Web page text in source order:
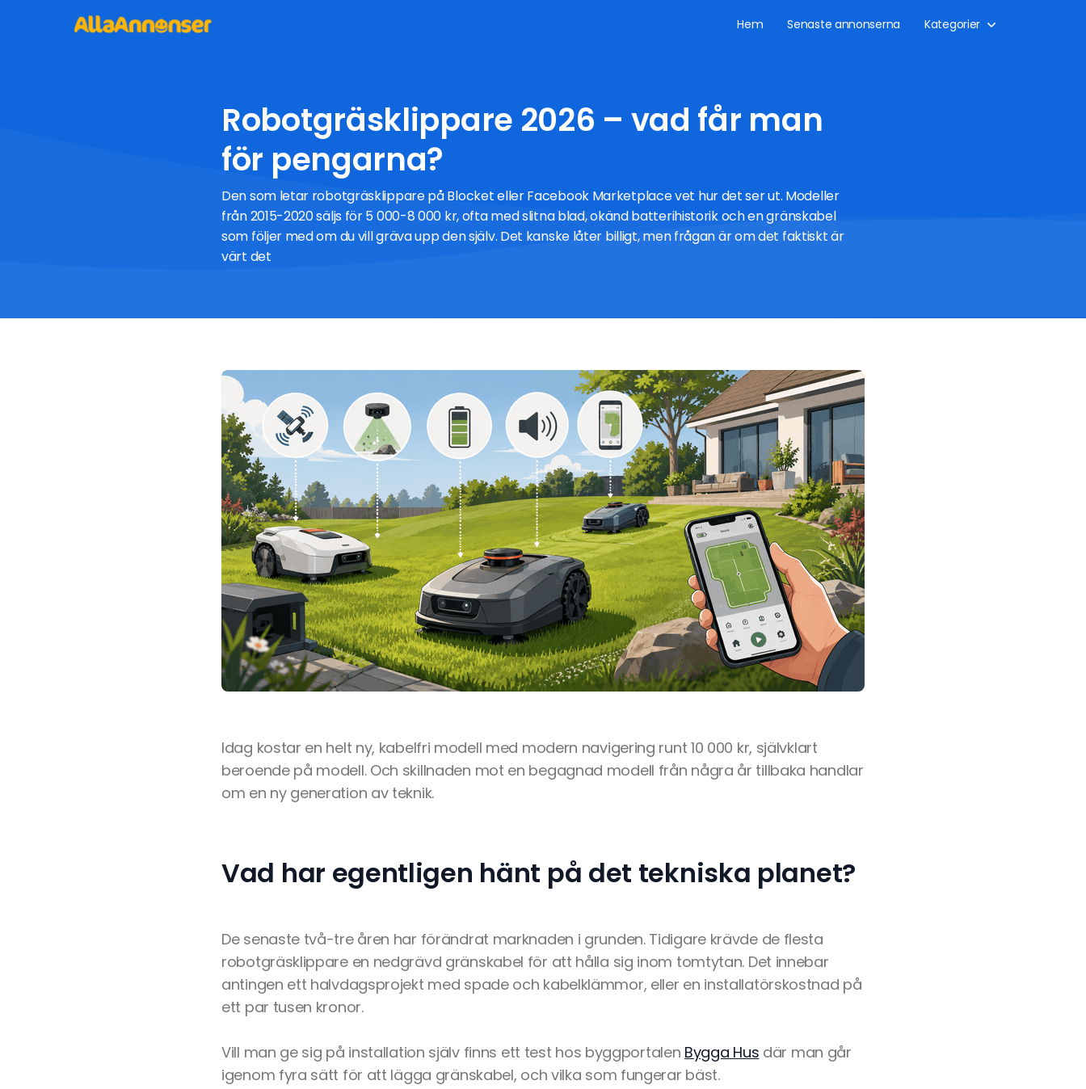
Hem Senaste annonserna Kategorier
Robotgräsklippare 2026 – vad får man
för pengarna?
Den som letar robotgräsklippare på Blocket eller Facebook Marketplace vet hur det ser ut. Modeller
från 2015-2020 säljs för 5 000-8 000 kr, ofta med slitna blad, okänd batterihistorik och en gränskabel
som följer med om du vill gräva upp den själv. Det kanske låter billigt, men frågan är om det faktiskt är
värt det
Idag kostar en helt ny, kabelfri modell med modern navigering runt 10 000 kr, självklart
beroende på modell. Och skillnaden mot en begagnad modell från några år tillbaka handlar
om en ny generation av teknik.
Vad har egentligen hänt på det tekniska planet?
De senaste två-tre åren har förändrat marknaden i grunden. Tidigare krävde de flesta
robotgräsklippare en nedgrävd gränskabel för att hålla sig inom tomtytan. Det innebar
antingen ett halvdagsprojekt med spade och kabelklämmor, eller en installatörskostnad på
ett par tusen kronor.
Vill man ge sig på installation själv finns ett test hos byggportalen Bygga Hus där man går
igenom fyra sätt för att lägga gränskabel, och vilka som fungerar bäst.